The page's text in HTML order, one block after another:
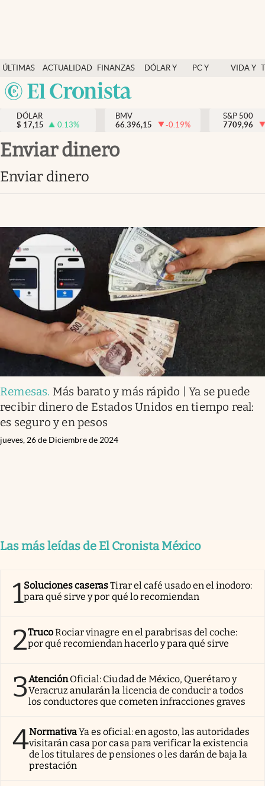
ÚLTIMAS
NOTICIAS
ACTUALIDAD
FINANZAS
Y
ECONOMÍA
DÓLAR Y
PC Y
VIDA Y
México
Actualidad
Finanzas y economía
Dólar y mercados
Opinión
Brand Strategy
Vida y estilo
Clima
Espiritualidad
Mediakit
abre en nueva pestaña
DÓLAR
$ 17,15 0.13%
BMV
66.396,15
-0.19%
S&P 500
7709,96
enviar dinero
enviar dinero
Remesas. Más barato y más rápido | Ya se puede
recibir dinero de Estados Unidos en tiempo real:
es seguro y en pesos
jueves, 26 de Diciembre de 2024
Las más leídas de El Cronista México
1Soluciones caserasTirar el café usado en el inodoro:
para qué sirve y por qué lo recomiendan
2TrucoRociar vinagre en el parabrisas del coche:
por qué recomiendan hacerlo y para qué sirve
3AtenciónOficial: Ciudad de México, Querétaro y
Veracruz anularán la licencia de conducir a todos
los conductores que cometen infracciones graves
4NormativaYa es oficial: en agosto, las autoridades
visitarán casa por casa para verificar la existencia
de los titulares de pensiones o les darán de baja la
prestación